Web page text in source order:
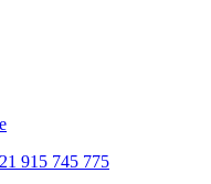
915 745 775